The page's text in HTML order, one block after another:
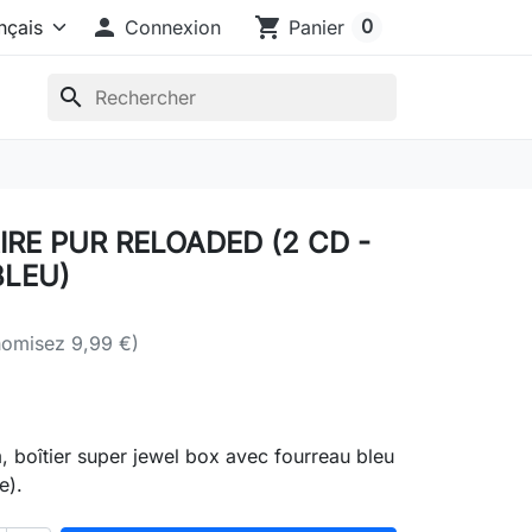
 Connexion shopping_cart Panier 0
search
PUR RELOADED (2 CD -
9,99 €)
boîtier super jewel box avec fourreau bleu